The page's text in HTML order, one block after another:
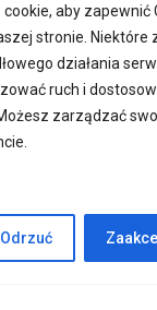
aby zapewnić
stronie. Niektóre
działania
ruch i
zarządzać
Odrzuć
229